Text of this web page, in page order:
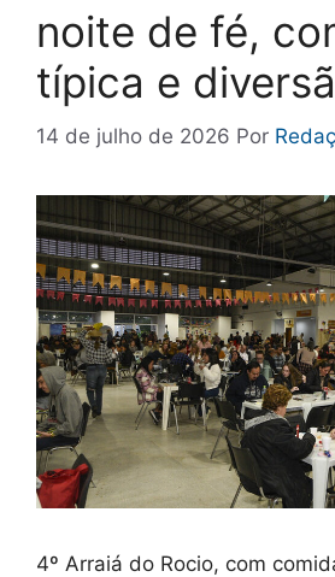
noite de fé,
típica e
14 de julho de 2026 Por
4º Arraiá do Rocio, com